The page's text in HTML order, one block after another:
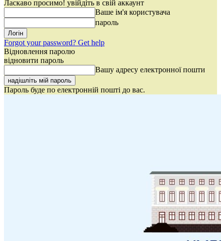
Ласкаво просимо! увійдіть в свій аккаунт
Ваше ім'я користувача
пароль
Forgot your password? Get help
Відновлення паролю
відновити пароль
Вашу адресу електронної пошти
Пароль буде по електронній пошті до вас.